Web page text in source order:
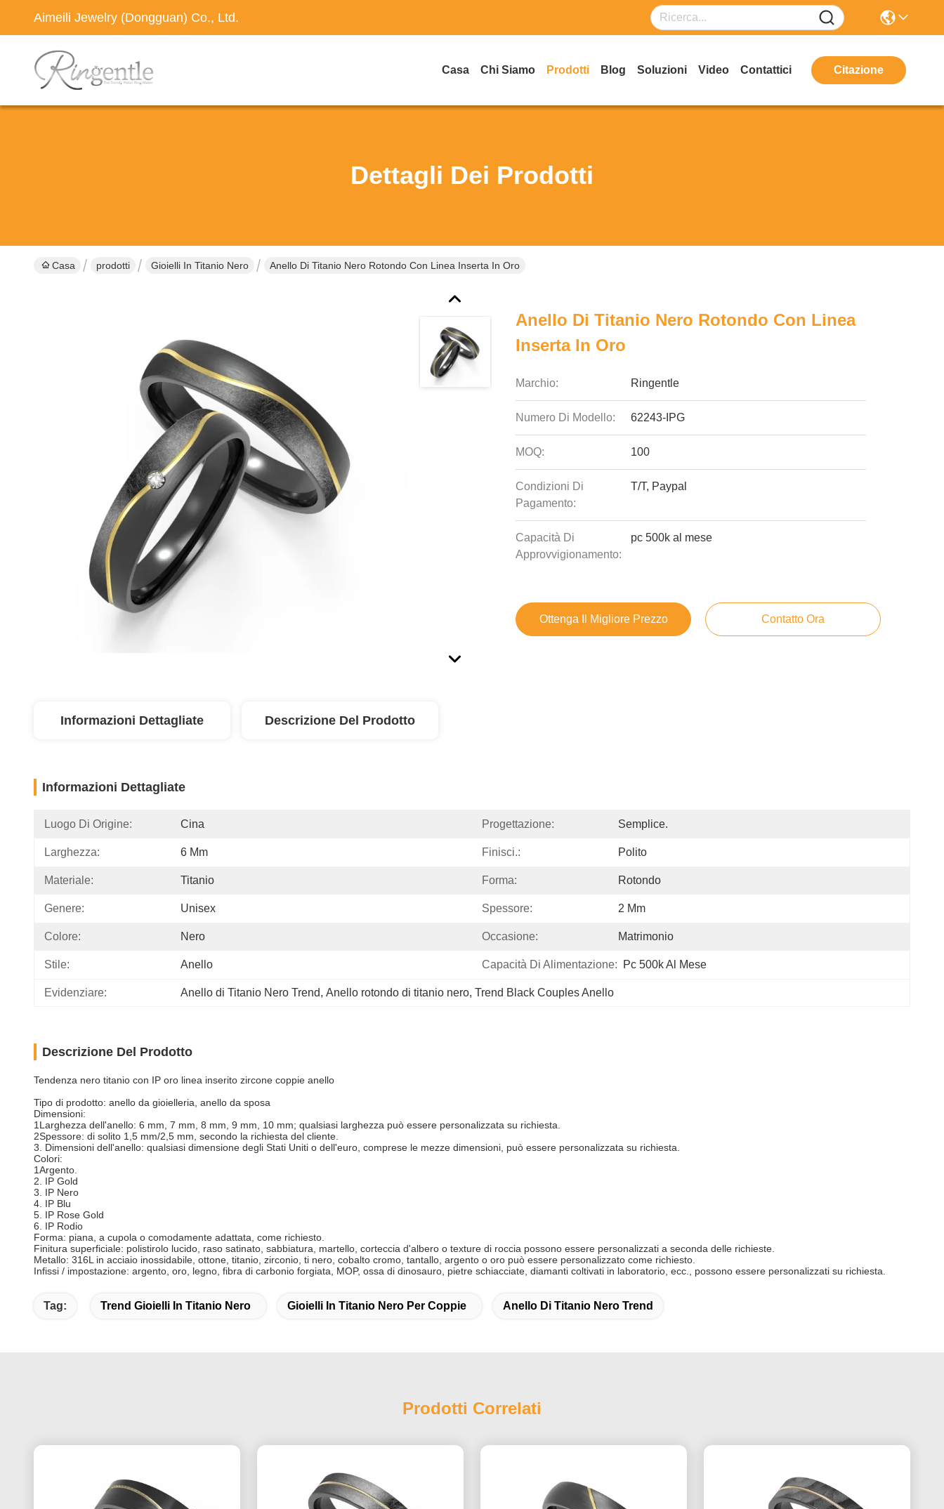
Aimeili Jewelry (Dongguan) Co., Ltd.
Casa Chi Siamo Prodotti Blog Soluzioni Video Contattici Citazione
Dettagli Dei Prodotti
Casa prodotti Gioielli In Titanio Nero Anello Di Titanio Nero Rotondo Con Linea Inserta In Oro
Anello Di Titanio Nero Rotondo Con Linea
Inserta In Oro
Marchio: Ringentle
Numero Di Modello: 62243-IPG
MOQ: 100
Condizioni Di
Pagamento:
T/T, Paypal
Capacità Di
Approvvigionamento:
pc 500k al mese
Ottenga Il Migliore Prezzo Contatto Ora
Informazioni Dettagliate Descrizione Del Prodotto
Informazioni Dettagliate
Luogo Di Origine: Cina Progettazione: Semplice.
Larghezza: 6 Mm Finisci.: Polito
Materiale: Titanio Forma: Rotondo
Genere: Unisex Spessore: 2 Mm
Colore: Nero Occasione: Matrimonio
Stile: Anello Capacità Di Alimentazione: Pc 500k Al Mese
Evidenziare: Anello di Titanio Nero Trend, Anello rotondo di titanio nero, Trend Black Couples Anello
Descrizione Del Prodotto
Tendenza nero titanio con IP oro linea inserito zircone coppie anello
Tipo di prodotto: anello da gioielleria, anello da sposa
Dimensioni:
1Larghezza dell'anello: 6 mm, 7 mm, 8 mm, 9 mm, 10 mm; qualsiasi larghezza può essere personalizzata su richiesta.
2Spessore: di solito 1,5 mm/2,5 mm, secondo la richiesta del cliente.
3. Dimensioni dell'anello: qualsiasi dimensione degli Stati Uniti o dell'euro, comprese le mezze dimensioni, può essere personalizzata su richiesta.
Colori:
1Argento.
2. IP Gold
3. IP Nero
4. IP Blu
5. IP Rose Gold
6. IP Rodio
Forma: piana, a cupola o comodamente adattata, come richiesto.
Finitura superficiale: polistirolo lucido, raso satinato, sabbiatura, martello, corteccia d'albero o texture di roccia possono essere personalizzati a seconda delle richieste.
Metallo: 316L in acciaio inossidabile, ottone, titanio, zirconio, ti nero, cobalto cromo, tantallo, argento o oro può essere personalizzato come richiesto.
Infissi / impostazione: argento, oro, legno, fibra di carbonio forgiata, MOP, ossa di dinosauro, pietre schiacciate, diamanti coltivati in laboratorio, ecc., possono essere personalizzati su richiesta.
Tag: Trend Gioielli In Titanio Nero Gioielli In Titanio Nero Per Coppie Anello Di Titanio Nero Trend
Prodotti Correlati